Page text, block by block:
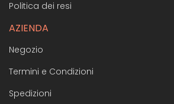
Politica dei resi
AZIENDA
Negozio
Termini e Condizioni
Spedizioni